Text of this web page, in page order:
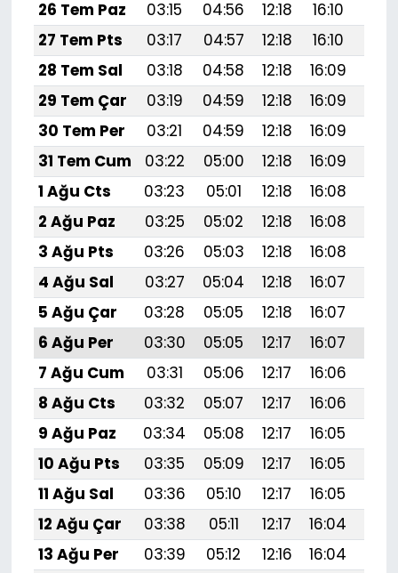
26 Tem Paz
03:15 04:56 12:18 16:10
27 Tem Pts
03:17 04:57 12:18 16:10
28 Tem Sal
03:18 04:58 12:18 16:09
29 Tem Çar
03:19 04:59 12:18 16:09
30 Tem Per
03:21 04:59 12:18 16:09
31 Tem Cum
03:22 05:00 12:18 16:09
1 Ağu Cts
03:23 05:01 12:18 16:08
2 Ağu Paz
03:25 05:02 12:18 16:08
3 Ağu Pts
03:26 05:03 12:18 16:08
4 Ağu Sal
03:27 05:04 12:18 16:07
5 Ağu Çar
03:28 05:05 12:18 16:07
6 Ağu Per
03:30 05:05 12:17 16:07
7 Ağu Cum
03:31 05:06 12:17 16:06
8 Ağu Cts
03:32 05:07 12:17 16:06
9 Ağu Paz
03:34 05:08 12:17 16:05
10 Ağu Pts
03:35 05:09 12:17 16:05
11 Ağu Sal
03:36 05:10 12:17 16:05
12 Ağu Çar
03:38 05:11 12:17 16:04
13 Ağu Per
03:39 05:12 12:16 16:04